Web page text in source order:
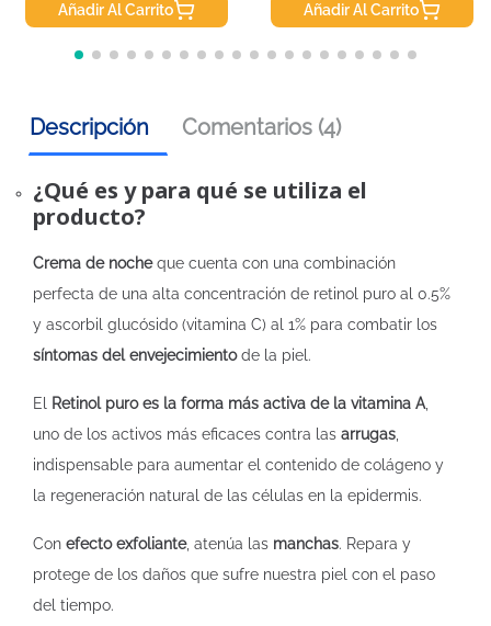
Añadir Al Carrito Añadir Al Carrito
Descripción Comentarios (4)
¿Qué es y para qué se utiliza el
producto?
Crema de nocheque cuenta con una combinación
perfecta de una alta concentración de retinol puro al 0.5%
y ascorbil glucósido (vitamina C) al 1% para combatir los
síntomas del envejecimientode la piel.
El Retinol puro es la forma más activa de la vitamina A
uno de los activos más eficaces contra las arrugas
indispensable para aumentar el contenido de colágeno y
la regeneración natural de las células en la epidermis.
Con efecto exfoliante, atenúa las manchas. Repara y
protege de los daños que sufre nuestra piel con el paso
del tiempo.